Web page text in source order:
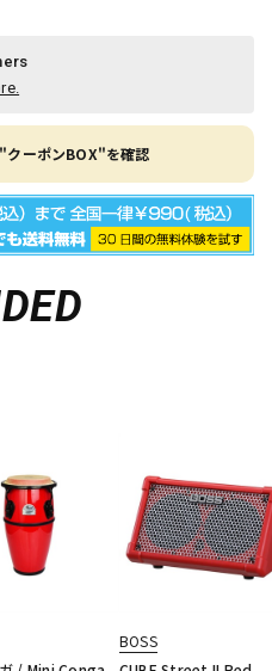
クーポンBOX"を確認
BOSS